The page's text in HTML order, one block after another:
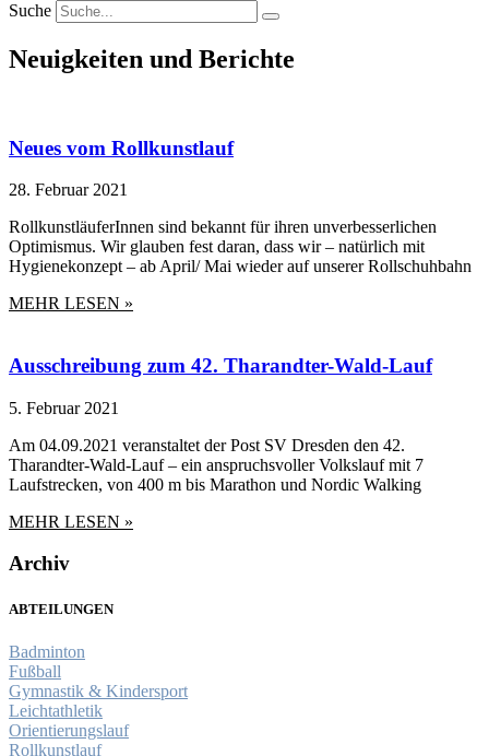
Suche
Neuigkeiten und Berichte
Neues vom Rollkunstlauf
28. Februar 2021
RollkunstläuferInnen sind bekannt für ihren unverbesserlichen
Optimismus. Wir glauben fest daran, dass wir – natürlich mit
Hygienekonzept – ab April/ Mai wieder auf unserer Rollschuhbahn
MEHR LESEN »
Ausschreibung zum 42. Tharandter-Wald-Lauf
5. Februar 2021
Am 04.09.2021 veranstaltet der Post SV Dresden den 42.
Tharandter-Wald-Lauf – ein anspruchsvoller Volkslauf mit 7
Laufstrecken, von 400 m bis Marathon und Nordic Walking
MEHR LESEN »
Archiv
ABTEILUNGEN
Badminton
Fußball
Gymnastik & Kindersport
Leichtathletik
Orientierungslauf
Rollkunstlauf